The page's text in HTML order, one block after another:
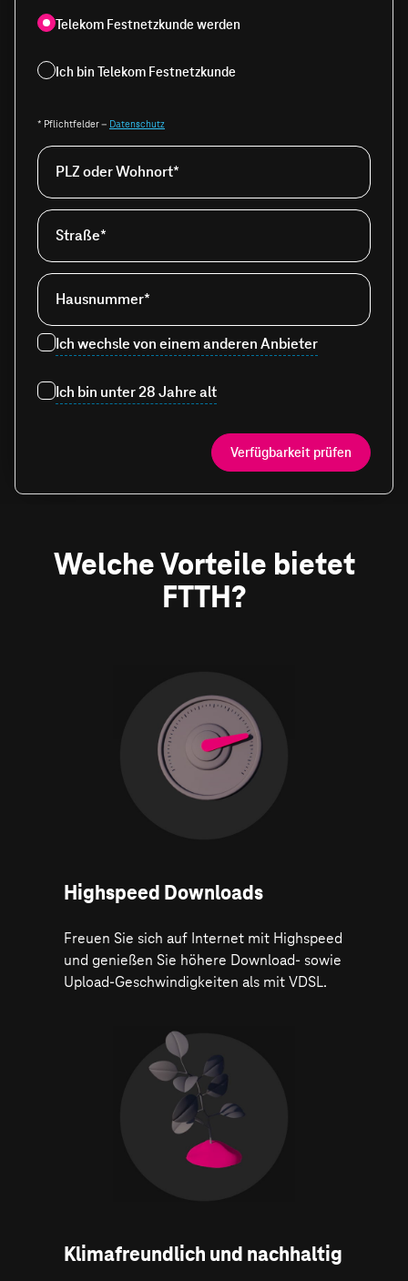
Telekom Festnetzkunde werden
Ich bin Telekom Festnetzkunde
* Pflichtfelder – Datenschutz
PLZ oder Wohnort*
Straße*
Hausnummer*
Ich wechsle von einem anderen Anbieter
Ich bin unter 28 Jahre alt
Verfügbarkeit prüfen
Welche Vorteile bietet
FTTH?
Highspeed Downloads
Freuen Sie sich auf Internet mit Highspeed
und genießen Sie höhere Download- sowie
Upload-Geschwindigkeiten als mit VDSL.
Klimafreundlich und nachhaltig